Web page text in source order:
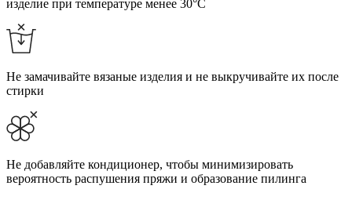
изделие при температуре менее 30°C
Не замачивайте вязаные изделия и не выкручивайте их после
стирки
Не добавляйте кондиционер, чтобы минимизировать
вероятность распушения пряжи и образование пилинга